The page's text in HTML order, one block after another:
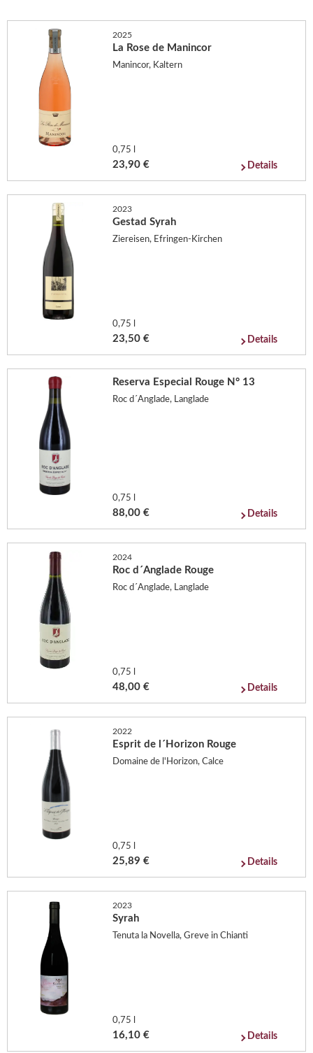
2025
La Rose de Manincor
Manincor, Kaltern
0,75 l
23,90 € Details
2023
Gestad Syrah
Ziereisen, Efringen-Kirchen
0,75 l
23,50 € Details
Reserva Especial Rouge N° 13
Roc d´Anglade, Langlade
0,75 l
88,00 € Details
2024
Roc d´Anglade Rouge
Roc d´Anglade, Langlade
0,75 l
48,00 € Details
2022
Esprit de l´Horizon Rouge
Domaine de l'Horizon, Calce
0,75 l
25,89 € Details
2023
Syrah
Tenuta la Novella, Greve in Chianti
0,75 l
16,10 € Details